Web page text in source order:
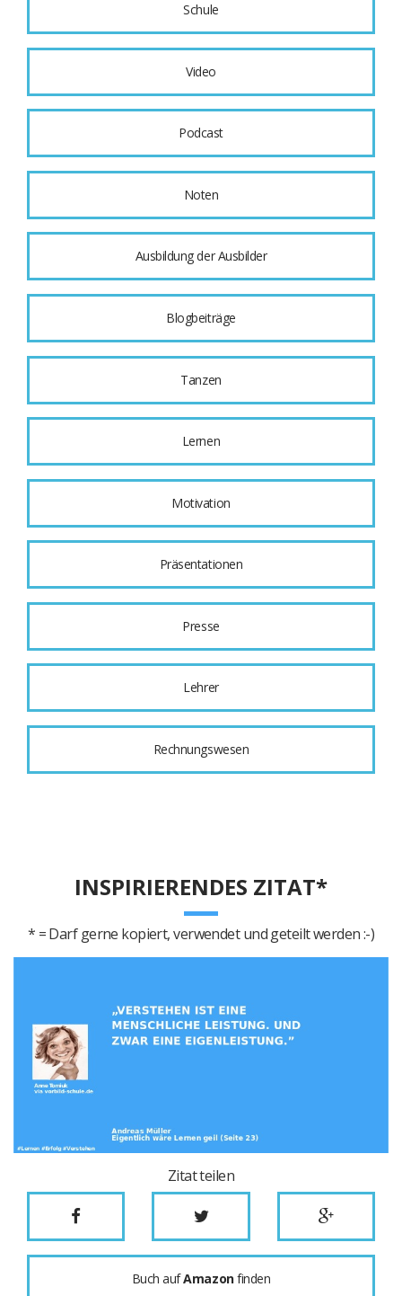
Schule
Video
Podcast
Noten
Ausbildung der Ausbilder
Blogbeiträge
Tanzen
Lernen
Motivation
Präsentationen
Presse
Lehrer
Rechnungswesen
INSPIRIERENDES ZITAT*
* = Darf gerne kopiert, verwendet und geteilt werden :-)
Zitat teilen
Buch aufAmazonfinden